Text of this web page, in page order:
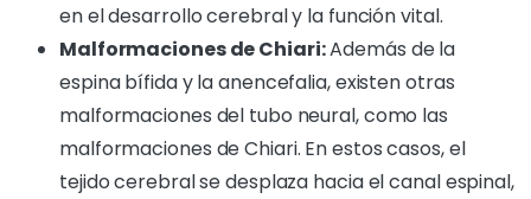
en el desarrollo cerebral y la función vital.
Malformaciones de Chiari:Además de la
espina bífida y la anencefalia, existen otras
malformaciones del tubo neural, como las
malformaciones de Chiari. En estos casos, el
tejido cerebral se desplaza hacia el canal espinal,